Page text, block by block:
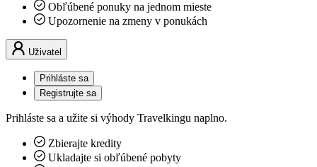
Obľúbené ponuky na jednom mieste
Upozornenie na zmeny v ponukách
Uživatel
Prihláste sa
Registrujte sa
Prihláste sa a užite si výhody Travelkingu naplno.
Zbierajte kredity
Ukladajte si obľúbené pobyty